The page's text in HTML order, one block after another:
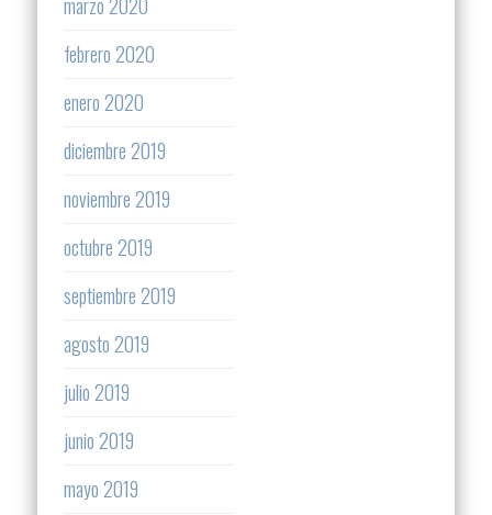
febrero 2020
enero 2020
diciembre 2019
noviembre 2019
octubre 2019
septiembre 2019
agosto 2019
julio 2019
junio 2019
mayo 2019